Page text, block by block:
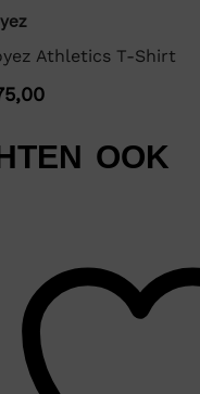
Athletics T-Shirt
OOK